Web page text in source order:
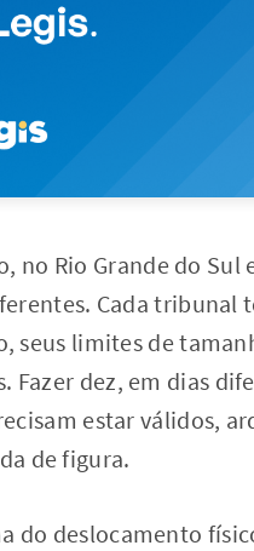
no Rio Grande do Sul
Cada tribunal
seus limites de
dez, em dias
estar válidos,
de figura.
do deslocamento